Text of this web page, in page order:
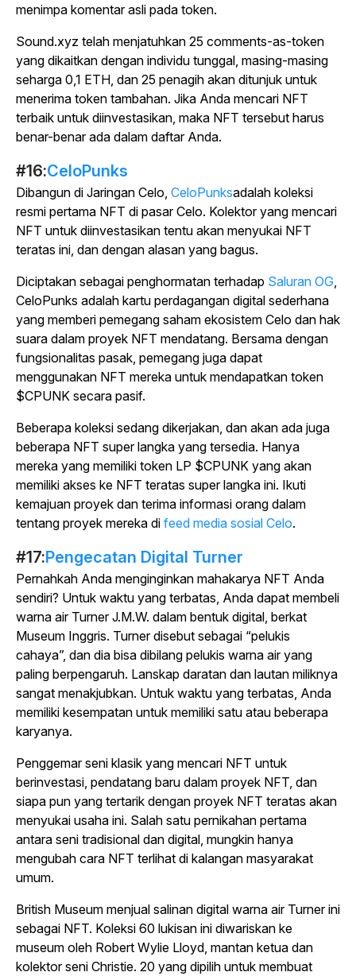
menimpa komentar asli pada token.
Sound.xyz telah menjatuhkan 25 comments-as-token
yang dikaitkan dengan individu tunggal, masing-masing
seharga 0,1 ETH, dan 25 penagih akan ditunjuk untuk
menerima token tambahan. Jika Anda mencari NFT
terbaik untuk diinvestasikan, maka NFT tersebut harus
benar-benar ada dalam daftar Anda.
#16:CeloPunks
Dibangun di Jaringan Celo, CeloPunksadalah koleksi
resmi pertama NFT di pasar Celo. Kolektor yang mencari
NFT untuk diinvestasikan tentu akan menyukai NFT
teratas ini, dan dengan alasan yang bagus.
Diciptakan sebagai penghormatan terhadap Saluran OG,
CeloPunks adalah kartu perdagangan digital sederhana
yang memberi pemegang saham ekosistem Celo dan hak
suara dalam proyek NFT mendatang. Bersama dengan
fungsionalitas pasak, pemegang juga dapat
menggunakan NFT mereka untuk mendapatkan token
$CPUNK secara pasif.
Beberapa koleksi sedang dikerjakan, dan akan ada juga
beberapa NFT super langka yang tersedia. Hanya
mereka yang memiliki token LP $CPUNK yang akan
memiliki akses ke NFT teratas super langka ini. Ikuti
kemajuan proyek dan terima informasi orang dalam
tentang proyek mereka di feed media sosial Celo.
#17:Pengecatan Digital Turner
Pernahkah Anda menginginkan mahakarya NFT Anda
sendiri? Untuk waktu yang terbatas, Anda dapat membeli
warna air Turner J.M.W. dalam bentuk digital, berkat
Museum Inggris. Turner disebut sebagai “pelukis
cahaya”, dan dia bisa dibilang pelukis warna air yang
paling berpengaruh. Lanskap daratan dan lautan miliknya
sangat menakjubkan. Untuk waktu yang terbatas, Anda
memiliki kesempatan untuk memiliki satu atau beberapa
karyanya.
Penggemar seni klasik yang mencari NFT untuk
berinvestasi, pendatang baru dalam proyek NFT, dan
siapa pun yang tertarik dengan proyek NFT teratas akan
menyukai usaha ini. Salah satu pernikahan pertama
antara seni tradisional dan digital, mungkin hanya
mengubah cara NFT terlihat di kalangan masyarakat
umum.
British Museum menjual salinan digital warna air Turner ini
sebagai NFT. Koleksi 60 lukisan ini diwariskan ke
museum oleh Robert Wylie Lloyd, mantan ketua dan
kolektor seni Christie. 20 yang dipilih untuk membuat